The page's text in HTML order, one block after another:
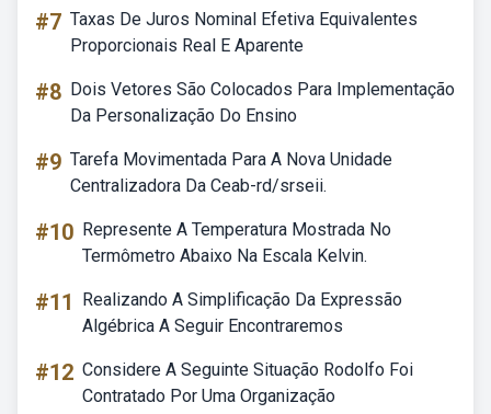
#7 Taxas De Juros Nominal Efetiva Equivalentes
Proporcionais Real E Aparente
#8 Dois Vetores São Colocados Para Implementação
Da Personalização Do Ensino
#9 Tarefa Movimentada Para A Nova Unidade
Centralizadora Da Ceab-rd/srseii.
#10 Represente A Temperatura Mostrada No
Termômetro Abaixo Na Escala Kelvin.
#11
Realizando A Simplificação Da Expressão
Algébrica A Seguir Encontraremos
#12 Considere A Seguinte Situação Rodolfo Foi
Contratado Por Uma Organização